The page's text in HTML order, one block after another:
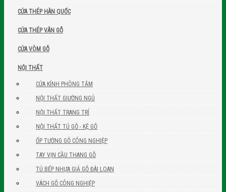
CỬA THÉP HÀN QUỐC
CỬA THÉP VÂN GỖ
CỬA VÒM GỖ
NỘI THẤT
CỬA KÍNH PHÒNG TẮM
NỘI THẤT GIƯỜNG NGỦ
NỘI THẤT TRANG TRÍ
NỘI THẤT TỦ GỖ - KỆ GỖ
ỐP TƯỜNG GỖ CÔNG NGHIỆP
TAY VỊN CẦU THANG GỖ
TỦ BẾP NHỰA GIẢ GỖ ĐÀI LOAN
VÁCH GỖ CÔNG NGHIỆP